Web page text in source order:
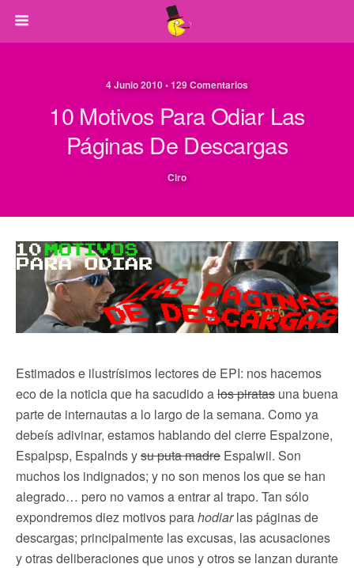
4 Junio 2010 • 129 Comentarios
10 Motivos Para Odiar Las
Páginas De Descargas
Ciro
Estimados e ilustrísimos lectores de EPI: nos hacemos
eco de la noticia que ha sacudido alos piratas una buena
parte de internautas a lo largo de la semana. Como ya
debeís adivinar, estamos hablando del cierre Espalzone,
Espalpsp, Espalnds ysu puta madre Espalwii. Son
muchos los indignados; y no son menos los que se han
alegrado… pero no vamos a entrar al trapo. Tan sólo
expondremos diez motivos parahodiarlas páginas de
descargas; principalmente las excusas, las acusaciones
y otras deliberaciones que unos y otros se lanzan durante